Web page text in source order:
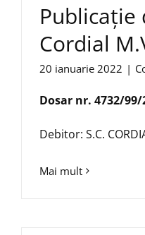
Publicație
Cordial
20 ianuarie 2022 |
Dosar nr. 4732/99/
Debitor: S.C.
Mai mult